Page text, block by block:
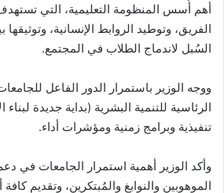
أهم أُسس المنظومة التعليمية، التي
الفريق، وتوطيد الروابط الإنسانية،
السُبل لاندماج الطلاب في المجتمع.
ووجه الوزير باستمرار الدور الفاعل
الرئاسية للتنمية البشرية (بداية جديدة
تنفيذية وبرامج زمنية ومؤشرات أداء.
وأكد الوزير أهمية استمرار الجامعات في
الموهوبين والنوابغ والمُبتكرين، وتقديم